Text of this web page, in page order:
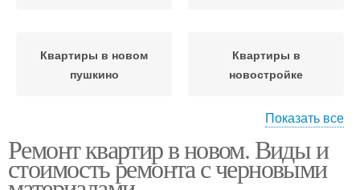
Квартиры в новом
пушкино
Квартиры в
новостройке
Квартиры с нуля
Квартиры в новом
домодедово
Показать все
Ремонт квартир в новом. Виды и
стоимость ремонта с черновыми